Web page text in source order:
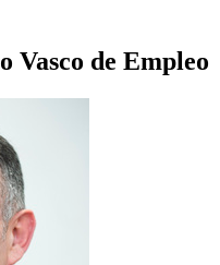
Vasco de Empleo